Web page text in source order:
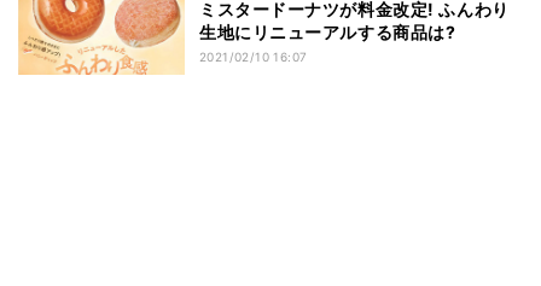
ミスタードーナツが料金改定! ふんわり
生地にリニューアルする商品は?
2021/02/10 16:07